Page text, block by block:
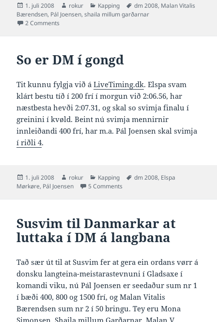
Posted
on
1. juli 2008 Author
rokur Categories
Kapping Tags
dm 2008, Malan Vitalis
Bærendsen, Pál Joensen,shaila millum garðarnar
2 Comments
So er DM í gongd
Tit kunnu fylgja við áLiveTiming.dk. Elspa svam
klárt bestu tíð í 200 frí í morgun við 2:06.56, har
næstbesta hevði 2:07.31, og skal so svimja finalu í
greinini í kvøld. Beint nú svimja mennirnir
innleiðandi 400 frí, har m.a. Pál Joensen skal svimja
í riðli 4.
Posted
on
1. juli 2008 Author
rokur Categories
Kapping Tags
dm 2008, Elspa
Mørkøre, Pál Joensen 5 Comments
Susvim til Danmarkar at
luttaka í DM á langbana
Tað sær út til at Susvim fer at gera ein ordans vørr á
donsku langteina-meistarastevnuni í Gladsaxe í
komandi viku, nú Pál Joensen er seedaður sum nr 1
í bæði 400, 800 og 1500 frí, og Malan Vitalis
Bærendsen sum nr 2 í 50 bringu. Tey eru Mona
Simonsen, Shaila millum Garðarnar, Malan V.